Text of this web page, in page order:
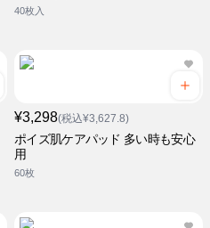
40枚入
¥3,298(税込¥3,627.8)
ポイズ肌ケアパッド 多い時も安心
用
60枚